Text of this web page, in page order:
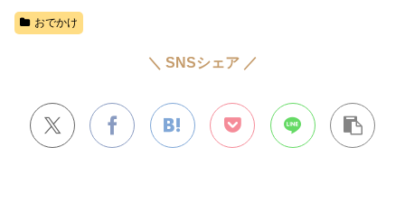
おでかけ
＼ SNSシェア ／